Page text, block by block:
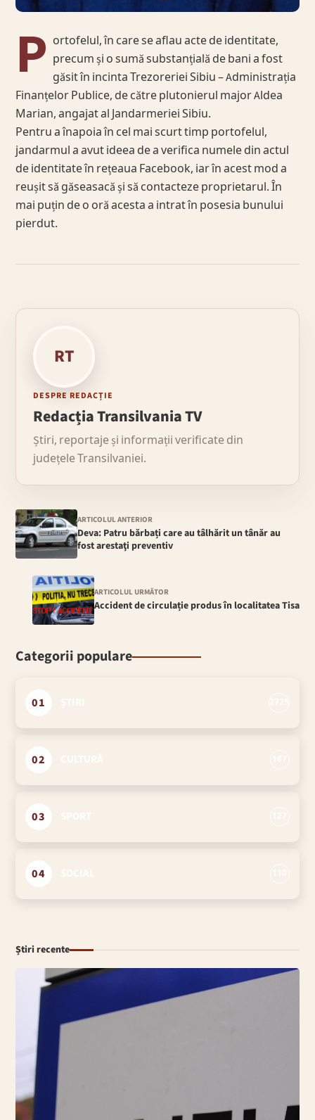
P ortofelul, în care se aflau acte de identitate,
precum și o sumă substanțială de bani a fost
găsit în incinta Trezoreriei Sibiu – Administrația
Finanțelor Publice, de către plutonierul major Aldea
Marian, angajat al Jandarmeriei Sibiu.
Pentru a înapoia în cel mai scurt timp portofelul,
jandarmul a avut ideea de a verifica numele din actul
de identitate în rețeaua Facebook, iar în acest mod a
reușit să găseasacă și să contacteze proprietarul. În
mai puțin de o oră acesta a intrat în posesia bunului
pierdut.
RT
DESPRE REDACȚIE
Redacția Transilvania TV
Știri, reportaje și informații verificate din
județele Transilvaniei.
ARTICOLUL ANTERIOR
Deva: Patru bărbați care au tâlhărit un tânăr au
fost arestaţi preventiv
ARTICOLUL URMĂTOR
Accident de circulație produs în localitatea Tisa
Categorii populare
01
02
03
04
Știri recente